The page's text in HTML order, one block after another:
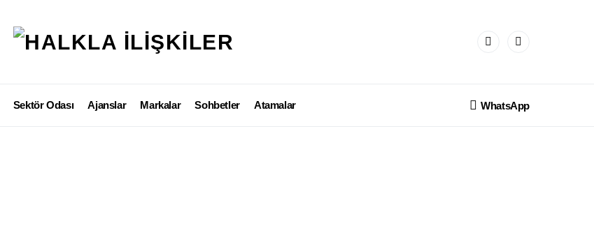
Sektör Odası Ajanslar Markalar Sohbetler Atamalar WhatsApp